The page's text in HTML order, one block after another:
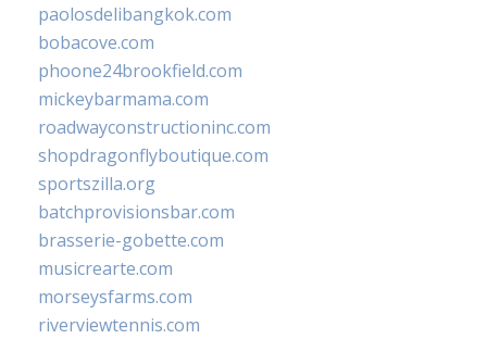
paolosdelibangkok.com
bobacove.com
phoone24brookfield.com
mickeybarmama.com
roadwayconstructioninc.com
shopdragonflyboutique.com
sportszilla.org
batchprovisionsbar.com
brasserie-gobette.com
musicrearte.com
morseysfarms.com
riverviewtennis.com